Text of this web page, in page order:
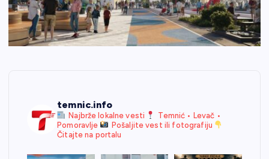
temnic.info
Najbrže lokalne vesti
Temnić • Levač •
Pomoravlje
Pošaljite vest ili fotografiju
Čitajte na portalu